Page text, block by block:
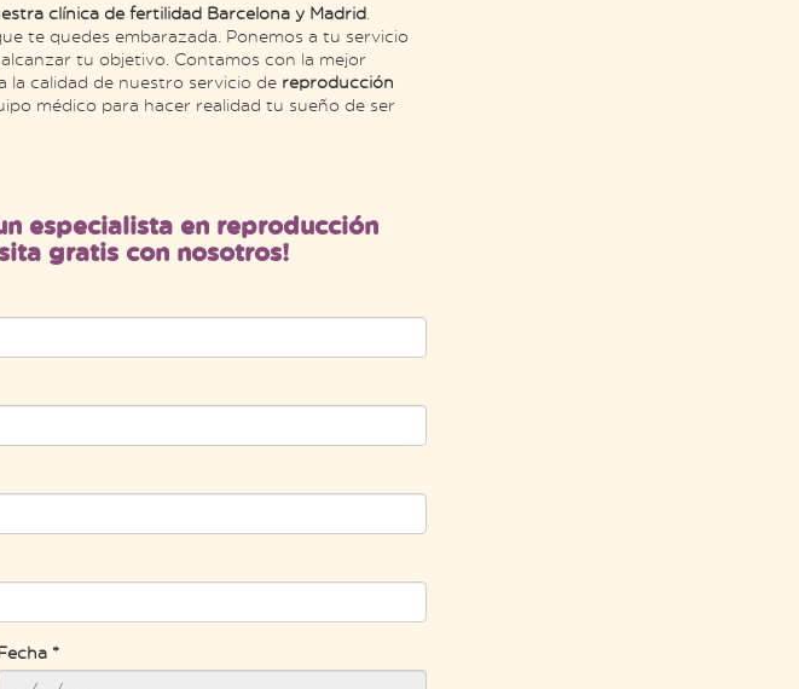
clínica de fertilidad Barcelona y Madrid
te quedes embarazada. Ponemos a tu servicio
tu objetivo. Contamos con la mejor
la calidad de nuestro servicio de reproducción
médico para hacer realidad tu sueño de ser
especialista en reproducción
gratis con nosotros!
*